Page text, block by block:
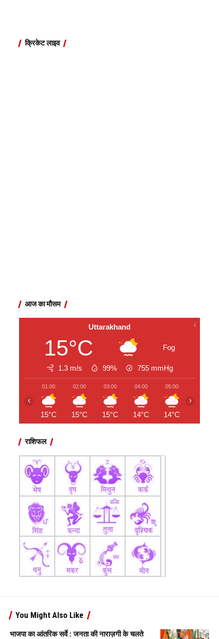
क्रिकेट लाइव
आज का मौसम
Uttarakhand
15°C Fog
1.3 m/s 99% 755 mmHg
01:00
15°C
02:00
15°C
03:00
15°C
04:00
14°C
05:00
14°C
‹ ›
राशिफल
You Might Also Like
भाजपा का आंतरिक सर्वे : जनता की नाराज़गी के चलते